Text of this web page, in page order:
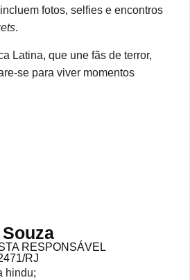
fotos, selfies e encontros
.
Latina, que une fãs de terror,
se para viver momentos
RESPONSÁVEL
RJ
hindu;